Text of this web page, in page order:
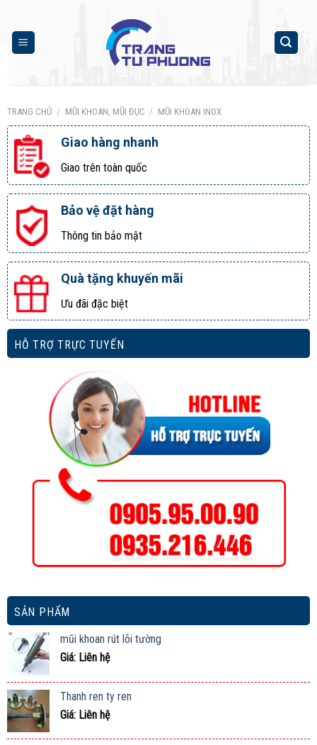
content
TRANG CHỦ / MŨI KHOAN, MŨI ĐỤC / MŨI KHOAN INOX
Giao hàng nhanh
Giao trên toàn quốc
Bảo vệ đặt hàng
Thông tin bảo mật
Quà tặng khuyến mãi
Ưu đãi đặc biệt
HỖ TRỢ TRỰC TUYẾN
SẢN PHẨM
mũi khoan rút lõi tường
Giá: Liên hệ
Thanh ren ty ren
Giá: Liên hệ